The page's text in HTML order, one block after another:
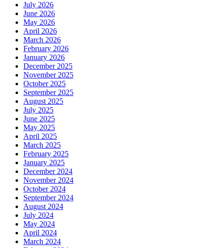
July 2026
June 2026
May 2026
April 2026
March 2026
February 2026
January 2026
December 2025
November 2025
October 2025
September 2025
August 2025
July 2025
June 2025
May 2025
April 2025
March 2025
February 2025
January 2025
December 2024
November 2024
October 2024
September 2024
August 2024
July 2024
May 2024
April 2024
March 2024